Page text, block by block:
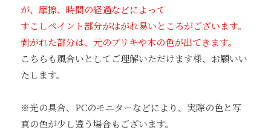
が、摩擦、時間の経過などによって
すこしペイント部分がはがれ易いところがございます。
剥がれた部分は、元のブリキや木の色が出てきます。
こちらも風合いとしてご理解いただけます様、お願いい
たします。
※光の具合、PCのモニターなどにより、実際の色と写
真の色が少し違う場合もございます。